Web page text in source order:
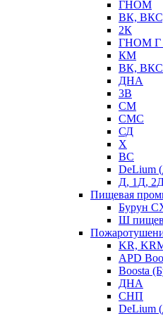
ГНОМ
ВК,
2К
ГНОМ Г
КМ
ВК, ВКС
ДНА
3В
СМ
СМС
СД
Х
ВС
DeLium
Д, 1Д,
Пищевая
Бурун
Ш
KR,
APD
Boosta
ДНА
СНП
DeLium